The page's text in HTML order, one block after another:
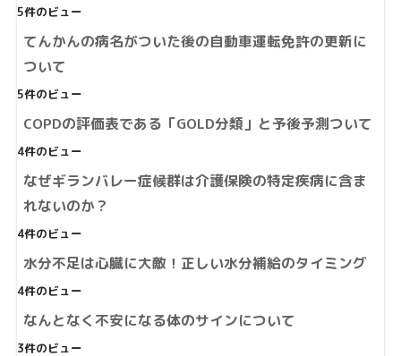
5件のビュー
てんかんの病名がついた後の自動車運転免許の更新に
ついて
5件のビュー
COPDの評価表である「GOLD分類」と予後予測ついて
4件のビュー
なぜギランバレー症候群は介護保険の特定疾病に含ま
れないのか？
4件のビュー
水分不足は心臓に大敵！正しい水分補給のタイミング
4件のビュー
なんとなく不安になる体のサインについて
3件のビュー